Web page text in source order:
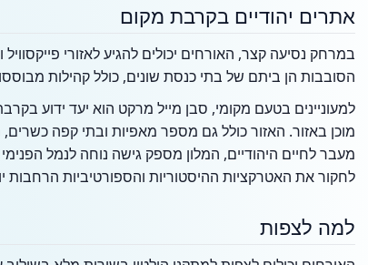
אתרים יהודיים בקרבת מקום
במרחק נסיעה קצר, האורחים יכולים להגיע לאזורי
הסובבות הן ביתם של בתי כנסת שונים, כולל קהילות
למעוניינים בטעם מקומי, סבן מייל מרקט הוא יעד ידוע
מוכן באזור. האזור כולל גם מספר מאפיות ובתי קפה
מעבר לחיים היהודיים, המלון מספק גישה נוחה לנמל
לחקור את האטרקציות ההיסטוריות והספורטיביות הרחבות
למה לצפות